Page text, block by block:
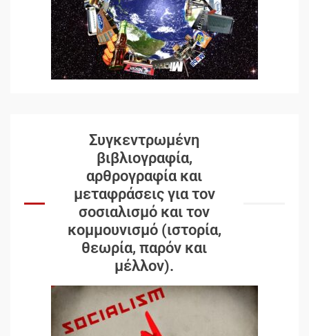
Συγκεντρωμένη
βιβλιογραφία,
αρθρογραφία και
μεταφράσεις για τον
σοσιαλισμό και τον
κομμουνισμό (ιστορία,
θεωρία, παρόν και
μέλλον).
Δωρεάν βιβλίο από το